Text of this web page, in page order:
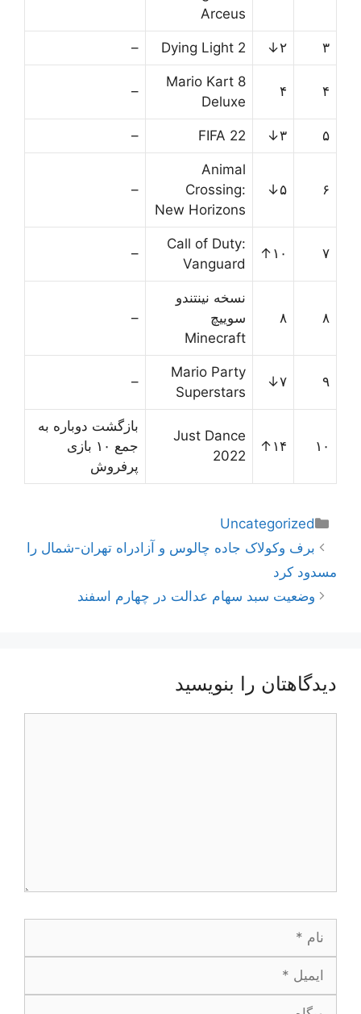
Arceus
۳ ۲↓ Dying Light 2
–
۴ ۴
Mario Kart 8
Deluxe
–
۵ ۳↓ FIFA 22
–
۶ ۵↓
Animal
Crossing:
New Horizons
–
۷ ۱۰↑
Call of Duty:
Vanguard
–
۸ ۸
نسخه نینتندو
سوییچ
Minecraft
–
۹ ۷↓
Mario Party
Superstars
–
۱۰ ۱۴↑
Just Dance
2022
بازگشت دوباره به
جمع ۱۰ بازی
پرفروش
دسته‌ها
Uncategorized
ناوبری
نوشته‌ها
برف وکولاک جاده چالوس و آزادراه تهران-شمال را
مسدود کرد
وضعیت سبد سهام عدالت در چهارم اسفند
دیدگاهتان را بنویسید
وبگاه